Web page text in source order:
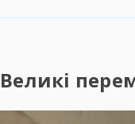
Великі